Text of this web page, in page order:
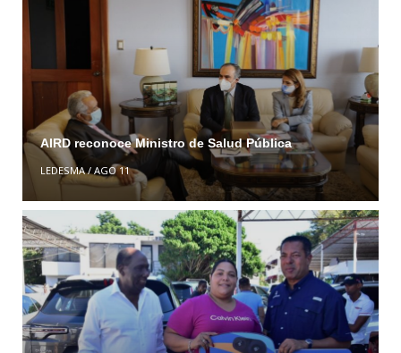
AIRD reconoce Ministro de Salud Pública
LEDESMA/AGO 11